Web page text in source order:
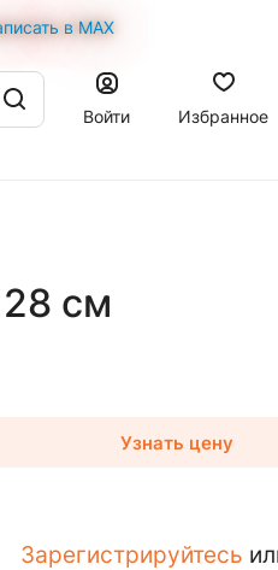
в MAX
Войти Избранное
см
Узнать цену
Зарегистрируйтесь